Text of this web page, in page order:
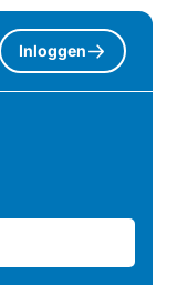
Inloggen